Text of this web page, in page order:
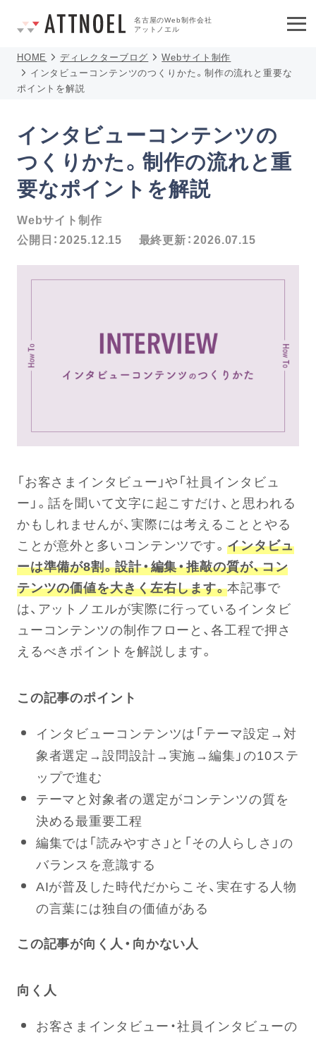
名古屋のWeb制作会社
アットノエル
HOME ディレクターブログ
Webサイト制作
インタビューコンテンツのつくりかた。制作の流れと重要な
ポイントを解説
インタビューコンテンツの
つくりかた。制作の流れと重
要なポイントを解説
Webサイト制作
公開日：2025.12.15 最終更新：2026.07.15
「お客さまインタビュー」や「社員インタビュ
ー」。話を聞いて文字に起こすだけ、と思われる
かもしれませんが、実際には考えることとやる
ことが意外と多いコンテンツです。インタビュ
ーは準備が8割。設計・編集・推敲の質が、コン
テンツの価値を大きく左右します。本記事で
は、アットノエルが実際に行っているインタビ
ューコンテンツの制作フローと、各工程で押さ
えるべきポイントを解説します。
この記事のポイント
インタビューコンテンツは「テーマ設定→対
象者選定→設問設計→実施→編集」の10ステ
ップで進む
テーマと対象者の選定がコンテンツの質を
決める最重要工程
編集では「読みやすさ」と「その人らしさ」の
バランスを意識する
AIが普及した時代だからこそ、実在する人物
の言葉には独自の価値がある
この記事が向く人・向かない人
向く人
お客さまインタビュー・社員インタビューの